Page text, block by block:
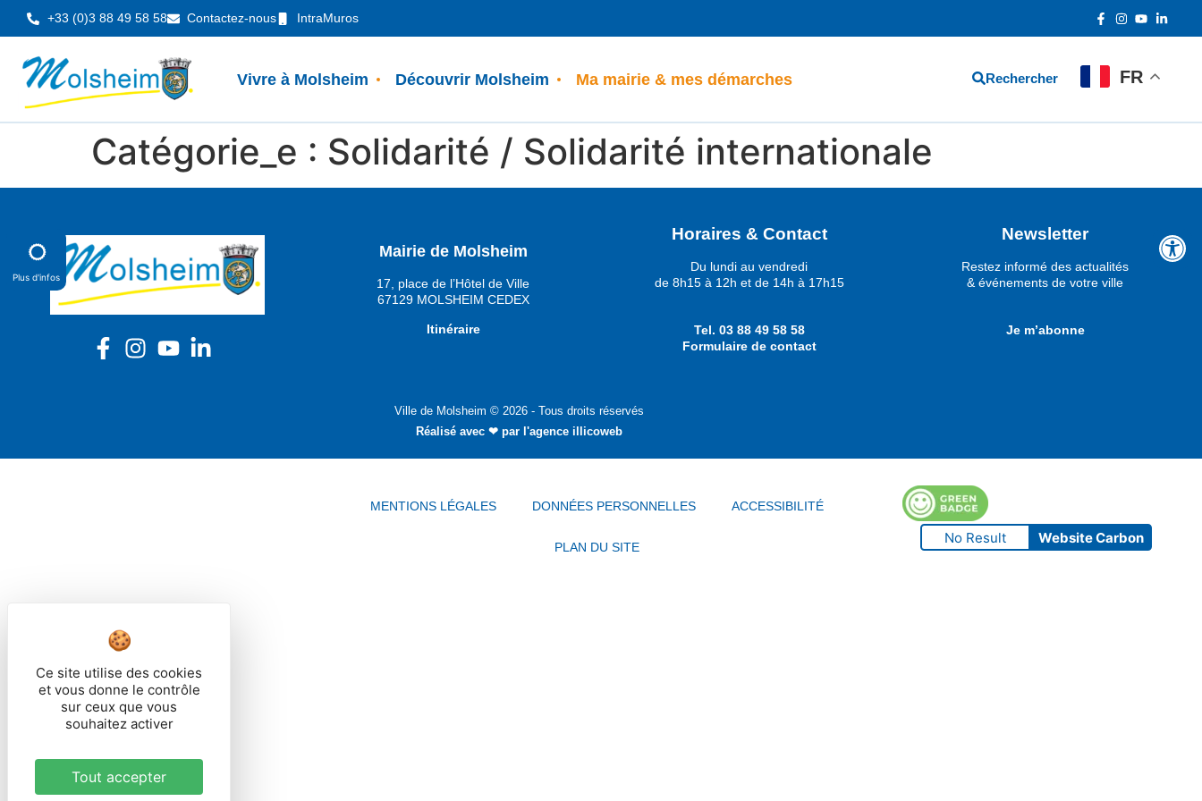
+33 (0)3 88 49 58 58 Contactez-nous IntraMuros
Vivre à Molsheim Découvrir Molsheim Ma mairie & mes démarches Rechercher FR
Catégorie_e : Solidarité / Solidarité internationale
Mairie de Molsheim
17, place de l’Hôtel de Ville
67129 MOLSHEIM CEDEX
Itinéraire
Horaires & Contact
Du lundi au vendredi
de 8h15 à 12h et de 14h à 17h15
Tel. 03 88 49 58 58
Formulaire de contact
Newsletter
Restez informé des actualités
& événements de votre ville
Je m’abonne
Ville de Molsheim © 2026 - Tous droits réservés
Réalisé avec ❤ par l'agence illicoweb
MENTIONS LÉGALES DONNÉES PERSONNELLES ACCESSIBILITÉ
PLAN DU SITE
No Result Website Carbon
Plus d'infos
Panneau de gestion des cookies
Ce site utilise des cookies
et vous donne le contrôle
sur ceux que vous
souhaitez activer
Tout accepter